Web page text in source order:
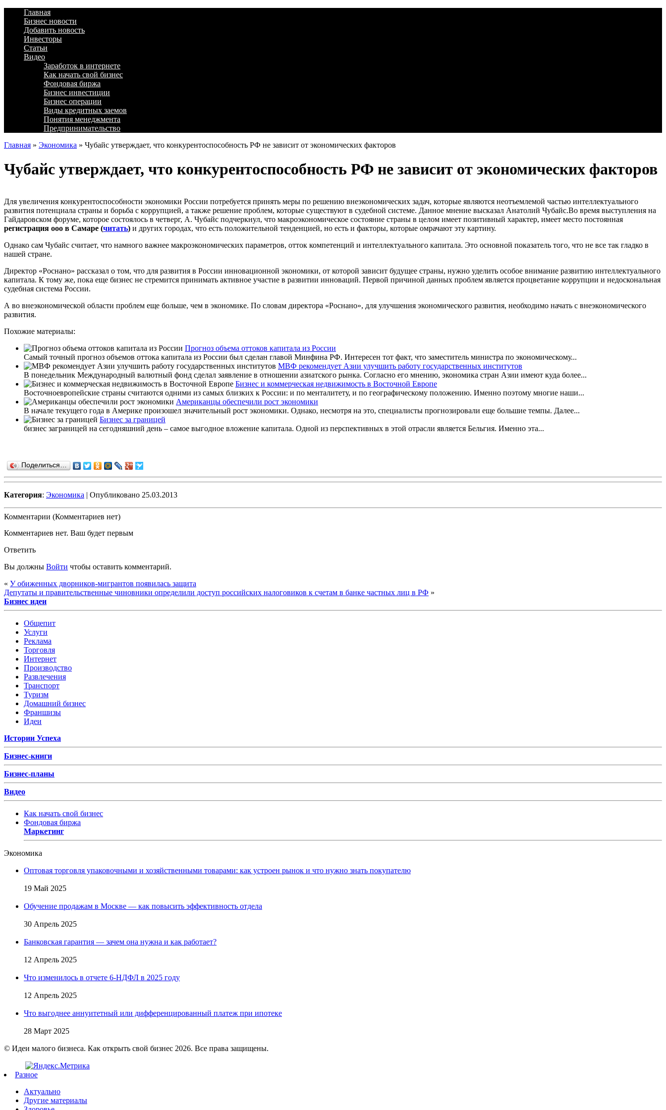
Главная
Бизнес новости
Добавить новость
Инвесторы
Статьи
Видео
Заработок в интернете
Как начать свой бизнес
Фондовая биржа
Бизнес инвестиции
Бизнес операции
Виды кредитных заемов
Понятия менеджмента
Предпринимательство
Главная » Экономика » Чубайс утверждает, что конкурентоспособность РФ не зависит от экономических факторов
Чубайс утверждает, что конкурентоспособность РФ не зависит от экономических факторов
Для увеличения конкурентоспособности экономики России потребуется принять меры по решению внеэкономических задач, которые являются неотъемлемой частью интеллектуального
развития потенциала страны и борьба с коррупцией, а также решение проблем, которые существуют в судебной системе. Данное мнение высказал Анатолий Чубайс.Во время выступления на
Гайдаровском форуме, которое состоялось в четверг, А. Чубайс подчеркнул, что макроэкономическое состояние страны в целом имеет позитивный характер, имеет место постоянная
регистрация ооо в Самаре (читать) и других городах, что есть положительной тенденцией, но есть и факторы, которые омрачают эту картину.
Однако сам Чубайс считает, что намного важнее макроэкономических параметров, отток компетенций и интеллектуального капитала. Это основной показатель того, что не все так гладко в
нашей стране.
Директор «Роснано» рассказал о том, что для развития в России инновационной экономики, от которой зависит будущее страны, нужно уделить особое внимание развитию интеллектуального
капитала. К тому же, пока еще бизнес не стремится принимать активное участие в развитии инноваций. Первой причиной данных проблем является процветание коррупции и недоскональная
судебная система России.
А во внеэкономической области проблем еще больше, чем в экономике. По словам директора «Роснано», для улучшения экономического развития, необходимо начать с внеэкономического
развития.
Похожие материалы:
Прогноз объема оттоков капитала из России
Самый точный прогноз объемов оттока капитала из России был сделан главой Минфина РФ. Интересен тот факт, что заместитель министра по экономическому...
МВФ рекомендует Азии улучшить работу государственных институтов
В понедельник Международный валютный фонд сделал заявление в отношении азиатского рынка. Согласно его мнению, экономика стран Азии имеют куда более...
Бизнес и коммерческая недвижимость в Восточной Европе
Восточноевропейские страны считаются одними из самых близких к России: и по менталитету, и по географическому положению. Именно поэтому многие наши...
Американцы обеспечили рост экономики
В начале текущего года в Америке произошел значительный рост экономики. Однако, несмотря на это, специалисты прогнозировали еще большие темпы. Далее...
Бизнес за границей
бизнес заграницей на сегодняшний день – самое выгодное вложение капитала. Одной из перспективных в этой отрасли является Бельгия. Именно эта...
Поделиться…
Категория: Экономика | Опубликовано 25.03.2013
Комментарии (Комментариев нет)
Комментариев нет. Ваш будет первым
Ответить
Вы должны Войти чтобы оставить комментарий.
« У обиженных дворников-мигрантов появилась защита
Депутаты и правительственные чиновники определили доступ российских налоговиков к счетам в банке частных лиц в РФ »
Бизнес идеи
Общепит
Услуги
Реклама
Торговля
Интернет
Производство
Развлечения
Транспорт
Туризм
Домашний бизнес
Франшизы
Идеи
Истории Успеха
Бизнес-книги
Бизнес-планы
Видео
Как начать свой бизнес
Фондовая биржа
Маркетинг
Экономика
Оптовая торговля упаковочными и хозяйственными товарами: как устроен рынок и что нужно знать покупателю
19 Май 2025
Обучение продажам в Москве — как повысить эффективность отдела
30 Апрель 2025
Банковская гарантия — зачем она нужна и как работает?
12 Апрель 2025
Что изменилось в отчете 6-НДФЛ в 2025 году
12 Апрель 2025
Что выгоднее аннуитетный или дифференцированный платеж при ипотеке
28 Март 2025
© Идеи малого бизнеса. Как открыть свой бизнес 2026. Все права защищены.
Разное
Актуально
Другие материалы